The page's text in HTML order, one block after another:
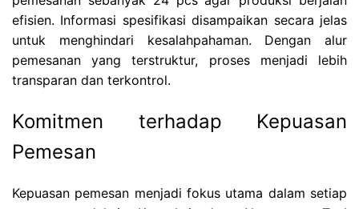
efisien. Informasi spesifikasi disampaikan secara jelas
untuk menghindari kesalahpahaman. Dengan alur
pemesanan yang terstruktur, proses menjadi lebih
transparan dan terkontrol.
Komitmen terhadap Kepuasan
Pemesan
Kepuasan pemesan menjadi fokus utama dalam setiap